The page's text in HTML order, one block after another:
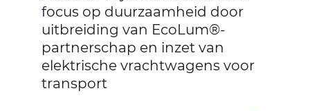
focus op duurzaamheid door
uitbreiding van EcoLum®-
partnerschap en inzet van
elektrische vrachtwagens voor
transport